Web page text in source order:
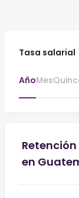
Tasa salarial
AñoMes
en